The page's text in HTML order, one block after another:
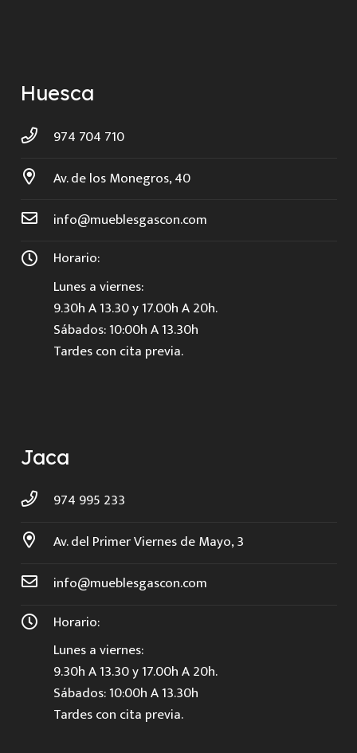
Huesca
974 704 710
Av. de los Monegros, 40
info@mueblesgascon.com
Horario:
Lunes a viernes:
9.30h A 13.30 y 17.00h A 20h.
Sábados: 10:00h A 13.30h
Tardes con cita previa.
Jaca
974 995 233
Av. del Primer Viernes de Mayo, 3
info@mueblesgascon.com
Horario:
Lunes a viernes:
9.30h A 13.30 y 17.00h A 20h.
Sábados: 10:00h A 13.30h
Tardes con cita previa.